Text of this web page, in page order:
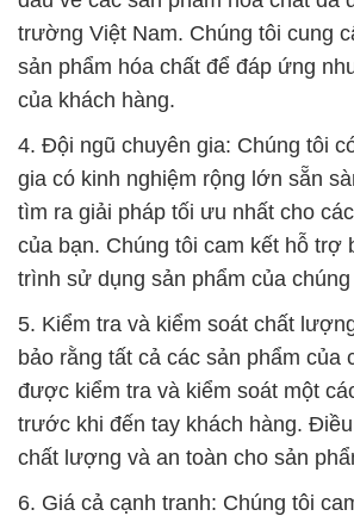
trường Việt Nam. Chúng tôi cung
sản phẩm hóa chất để đáp ứng
của khách hàng.
4. Đội ngũ chuyên gia: Chúng tôi
gia có kinh nghiệm rộng lớn sẵn
tìm ra giải pháp tối ưu nhất cho
của bạn. Chúng tôi cam kết hỗ trợ
trình sử dụng sản phẩm của chúng
5. Kiểm tra và kiểm soát chất
bảo rằng tất cả các sản phẩm của
được kiểm tra và kiểm soát một
trước khi đến tay khách hàng.
chất lượng và an toàn cho sản
6. Giá cả cạnh tranh: Chúng tôi